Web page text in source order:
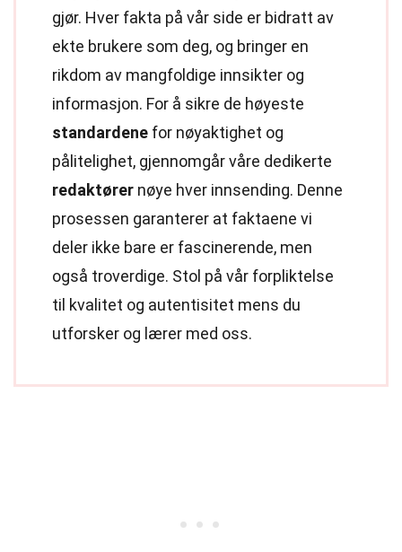
gjør. Hver fakta på vår side er bidratt av
ekte brukere som deg, og bringer en
rikdom av mangfoldige innsikter og
informasjon. For å sikre de høyeste
standardene for nøyaktighet og
pålitelighet, gjennomgår våre dedikerte
redaktører nøye hver innsending. Denne
prosessen garanterer at faktaene vi
deler ikke bare er fascinerende, men
også troverdige. Stol på vår forpliktelse
til kvalitet og autentisitet mens du
utforsker og lærer med oss.